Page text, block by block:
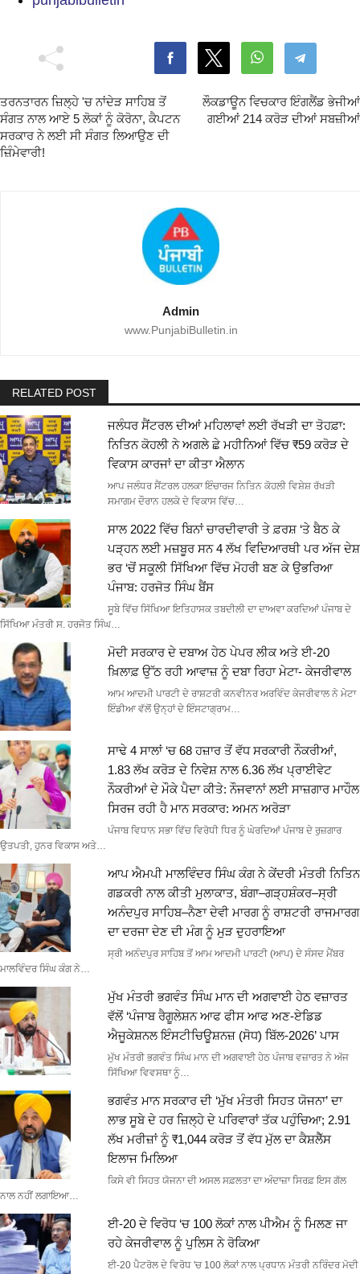
ਤਰਨਤਾਰਨ ਜ਼ਿਲ੍ਹੇ 'ਚ ਨਾਂਦੇੜ ਸਾਹਿਬ ਤੋਂ
ਸੰਗਤ ਨਾਲ ਆਏ 5 ਲੋਕਾਂ ਨੂੰ ਕੋਰੋਨਾ, ਕੈਪਟਨ
ਸਰਕਾਰ ਨੇ ਲਈ ਸੀ ਸੰਗਤ ਲਿਆਉਣ ਦੀ
ਜ਼ਿੰਮੇਵਾਰੀ!
ਲੌਕਡਾਊਨ ਵਿਚਕਾਰ ਇੰਗਲੈਂਡ ਭੇਜੀਆਂ
ਗਈਆਂ 214 ਕਰੋੜ ਦੀਆਂ ਸਬਜ਼ੀਆਂ
Admin
www.PunjabiBulletin.in
RELATED POST
ਜਲੰਧਰ ਸੈਂਟਰਲ ਦੀਆਂ ਮਹਿਲਾਵਾਂ ਲਈ ਰੱਖੜੀ ਦਾ ਤੋਹਫ਼ਾ:
ਨਿਤਿਨ ਕੋਹਲੀ ਨੇ ਅਗਲੇ ਛੇ ਮਹੀਨਿਆਂ ਵਿੱਚ ₹59 ਕਰੋੜ ਦੇ
ਵਿਕਾਸ ਕਾਰਜਾਂ ਦਾ ਕੀਤਾ ਐਲਾਨ
ਆਪ ਜਲੰਧਰ ਸੈਂਟਰਲ ਹਲਕਾ ਇੰਚਾਰਜ ਨਿਤਿਨ ਕੋਹਲੀ ਵਿਸ਼ੇਸ਼ ਰੱਖੜੀ
ਸਮਾਗਮ ਦੌਰਾਨ ਹਲਕੇ ਦੇ ਵਿਕਾਸ ਵਿੱਚ…
ਸਾਲ 2022 ਵਿੱਚ ਬਿਨਾਂ ਚਾਰਦੀਵਾਰੀ ਤੇ ਫ਼ਰਸ਼ ‘ਤੇ ਬੈਠ ਕੇ
ਪੜ੍ਹਨ ਲਈ ਮਜ਼ਬੂਰ ਸਨ 4 ਲੱਖ ਵਿਦਿਆਰਥੀ ਪਰ ਅੱਜ ਦੇਸ਼
ਭਰ ‘ਚੋਂ ਸਕੂਲੀ ਸਿੱਖਿਆ ਵਿੱਚ ਮੋਹਰੀ ਬਣ ਕੇ ਉਭਰਿਆ
ਪੰਜਾਬ: ਹਰਜੋਤ ਸਿੰਘ ਬੈਂਸ
ਸੂਬੇ ਵਿੱਚ ਸਿੱਖਿਆ ਇਤਿਹਾਸਕ ਤਬਦੀਲੀ ਦਾ ਦਾਅਵਾ ਕਰਦਿਆਂ ਪੰਜਾਬ ਦੇ
ਸਿੱਖਿਆ ਮੰਤਰੀ ਸ. ਹਰਜੋਤ ਸਿੰਘ…
ਮੋਦੀ ਸਰਕਾਰ ਦੇ ਦਬਾਅ ਹੇਠ ਪੇਪਰ ਲੀਕ ਅਤੇ ਈ-20
ਖ਼ਿਲਾਫ਼ ਉੱਠ ਰਹੀ ਆਵਾਜ਼ ਨੂੰ ਦਬਾ ਰਿਹਾ ਮੇਟਾ- ਕੇਜਰੀਵਾਲ
ਆਮ ਆਦਮੀ ਪਾਰਟੀ ਦੇ ਰਾਸ਼ਟਰੀ ਕਨਵੀਨਰ ਅਰਵਿੰਦ ਕੇਜਰੀਵਾਲ ਨੇ ਮੇਟਾ
ਇੰਡੀਆ ਵੱਲੋਂ ਉਨ੍ਹਾਂ ਦੇ ਇੰਸਟਾਗ੍ਰਾਮ…
ਸਾਢੇ 4 ਸਾਲਾਂ ‘ਚ 68 ਹਜ਼ਾਰ ਤੋਂ ਵੱਧ ਸਰਕਾਰੀ ਨੌਕਰੀਆਂ,
1.83 ਲੱਖ ਕਰੋੜ ਦੇ ਨਿਵੇਸ਼ ਨਾਲ 6.36 ਲੱਖ ਪ੍ਰਾਈਵੇਟ
ਨੌਕਰੀਆਂ ਦੇ ਮੌਕੇ ਪੈਦਾ ਕੀਤੇ: ਨੌਜਵਾਨਾਂ ਲਈ ਸਾਜ਼ਗਾਰ ਮਾਹੌਲ
ਸਿਰਜ ਰਹੀ ਹੈ ਮਾਨ ਸਰਕਾਰ: ਅਮਨ ਅਰੋੜਾ
ਪੰਜਾਬ ਵਿਧਾਨ ਸਭਾ ਵਿੱਚ ਵਿਰੋਧੀ ਧਿਰ ਨੂੰ ਘੇਰਦਿਆਂ ਪੰਜਾਬ ਦੇ ਰੁਜ਼ਗਾਰ
ਉਤਪਤੀ, ਹੁਨਰ ਵਿਕਾਸ ਅਤੇ…
ਆਪ ਐਮਪੀ ਮਾਲਵਿੰਦਰ ਸਿੰਘ ਕੰਗ ਨੇ ਕੇਂਦਰੀ ਮੰਤਰੀ ਨਿਤਿਨ
ਗਡਕਰੀ ਨਾਲ ਕੀਤੀ ਮੁਲਾਕਾਤ, ਬੰਗਾ–ਗੜ੍ਹਸ਼ੰਕਰ–ਸ੍ਰੀ
ਅਨੰਦਪੁਰ ਸਾਹਿਬ–ਨੈਣਾ ਦੇਵੀ ਮਾਰਗ ਨੂੰ ਰਾਸ਼ਟਰੀ ਰਾਜਮਾਰਗ
ਦਾ ਦਰਜਾ ਦੇਣ ਦੀ ਮੰਗ ਨੂੰ ਮੁੜ ਦੁਹਰਾਇਆ
ਸ੍ਰੀ ਅਨੰਦਪੁਰ ਸਾਹਿਬ ਤੋਂ ਆਮ ਆਦਮੀ ਪਾਰਟੀ (ਆਪ) ਦੇ ਸੰਸਦ ਮੈਂਬਰ
ਮਾਲਵਿੰਦਰ ਸਿੰਘ ਕੰਗ ਨੇ…
ਮੁੱਖ ਮੰਤਰੀ ਭਗਵੰਤ ਸਿੰਘ ਮਾਨ ਦੀ ਅਗਵਾਈ ਹੇਠ ਵਜ਼ਾਰਤ
ਵੱਲੋਂ ‘ਪੰਜਾਬ ਰੈਗੂਲੇਸ਼ਨ ਆਫ ਫੀਸ ਆਫ ਅਣ-ਏਡਿਡ
ਐਜੂਕੇਸ਼ਨਲ ਇੰਸਟੀਚਿਊਸ਼ਨਜ਼ (ਸੋਧ) ਬਿੱਲ-2026’ ਪਾਸ
ਮੁੱਖ ਮੰਤਰੀ ਭਗਵੰਤ ਸਿੰਘ ਮਾਨ ਦੀ ਅਗਵਾਈ ਹੇਠ ਪੰਜਾਬ ਵਜ਼ਾਰਤ ਨੇ ਅੱਜ
ਸਿੱਖਿਆ ਵਿਵਸਥਾ ਨੂੰ…
ਭਗਵੰਤ ਮਾਨ ਸਰਕਾਰ ਦੀ ‘ਮੁੱਖ ਮੰਤਰੀ ਸਿਹਤ ਯੋਜਨਾ’ ਦਾ
ਲਾਭ ਸੂਬੇ ਦੇ ਹਰ ਜ਼ਿਲ੍ਹੇ ਦੇ ਪਰਿਵਾਰਾਂ ਤੱਕ ਪਹੁੰਚਿਆ; 2.91
ਲੱਖ ਮਰੀਜ਼ਾਂ ਨੂੰ ₹1,044 ਕਰੋੜ ਤੋਂ ਵੱਧ ਮੁੱਲ ਦਾ ਕੈਸ਼ਲੈੱਸ
ਇਲਾਜ ਮਿਲਿਆ
ਕਿਸੇ ਵੀ ਸਿਹਤ ਯੋਜਨਾ ਦੀ ਅਸਲ ਸਫ਼ਲਤਾ ਦਾ ਅੰਦਾਜ਼ਾ ਸਿਰਫ਼ ਇਸ ਗੱਲ
ਨਾਲ ਨਹੀਂ ਲਗਾਇਆ…
ਈ-20 ਦੇ ਵਿਰੋਧ ‘ਚ 100 ਲੋਕਾਂ ਨਾਲ ਪੀਐਮ ਨੂੰ ਮਿਲਣ ਜਾ
ਰਹੇ ਕੇਜਰੀਵਾਲ ਨੂੰ ਪੁਲਿਸ ਨੇ ਰੋਕਿਆ
ਈ-20 ਪੈਟਰੋਲ ਦੇ ਵਿਰੋਧ 'ਚ 100 ਲੋਕਾਂ ਨਾਲ ਪ੍ਰਧਾਨ ਮੰਤਰੀ ਨਰਿੰਦਰ ਮੋਦੀ